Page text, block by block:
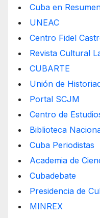
Cuba en
UNEAC
Centro Fidel
Revista Cultural
CUBARTE
Unión de
Portal SCJM
Centro de
Biblioteca
Cuba Periodistas
Academia de
Cubadebate
Presidencia de
MINREX